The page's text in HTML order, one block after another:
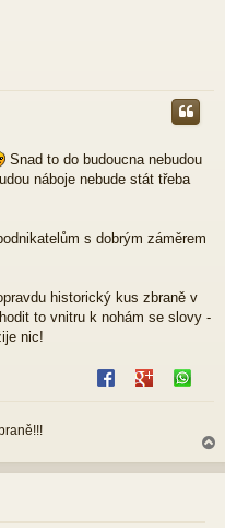
Snad to do budoucna nebudou
náboje nebude stát třeba
s dobrým záměrem
historický kus zbraně v
to vnitru k nohám se slovy -
nic!
a
h